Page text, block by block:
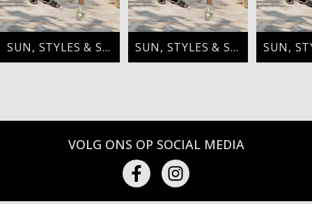
SUN, STYLES & SMILES SUN, STYLES & SMILES
VOLG ONS OP SOCIAL MEDIA